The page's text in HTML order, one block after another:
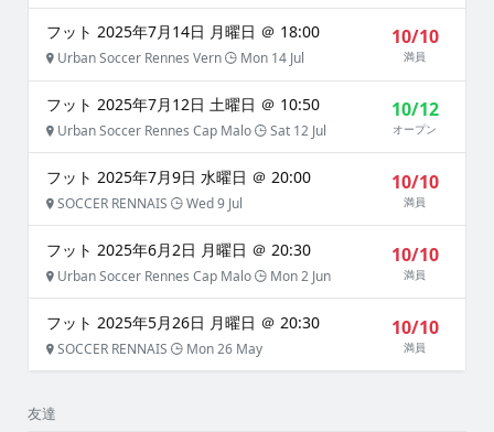
フット 2025年7月14日 月曜日 ＠ 18:00
Urban Soccer Rennes Vern Mon 14 Jul
10/10
満員
フット 2025年7月12日 土曜日 ＠ 10:50
Urban Soccer Rennes Cap Malo Sat 12 Jul
10/12
オープン
フット 2025年7月9日 水曜日 ＠ 20:00
SOCCER RENNAIS Wed 9 Jul
10/10
満員
フット 2025年6月2日 月曜日 ＠ 20:30
Urban Soccer Rennes Cap Malo Mon 2 Jun
10/10
満員
フット 2025年5月26日 月曜日 ＠ 20:30
SOCCER RENNAIS Mon 26 May
10/10
満員
友達